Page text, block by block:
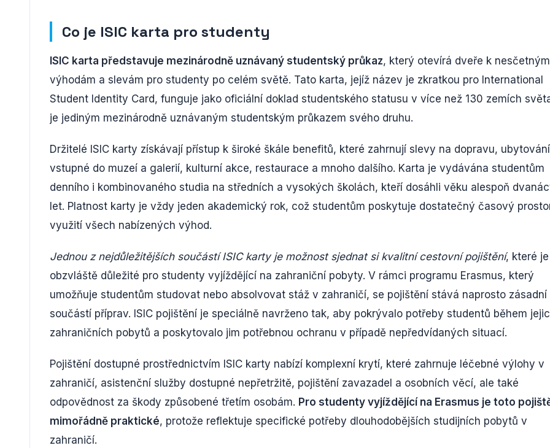
Co je ISIC karta pro studenty
ISIC karta představuje mezinárodně uznávaný studentský průkaz, který otevírá dveře k nesčetným
výhodám a slevám pro studenty po celém světě. Tato karta, jejíž název je zkratkou pro International
Student Identity Card, funguje jako oficiální doklad studentského statusu v více než 130 zemích
je jediným mezinárodně uznávaným studentským průkazem svého druhu.
Držitelé ISIC karty získávají přístup k široké škále benefitů, které zahrnují slevy na dopravu,
vstupné do muzeí a galerií, kulturní akce, restaurace a mnoho dalšího. Karta je vydávána studentům
denního i kombinovaného studia na středních a vysokých školách, kteří dosáhli věku alespoň
let. Platnost karty je vždy jeden akademický rok, což studentům poskytuje dostatečný časový
využití všech nabízených výhod.
Jednou z nejdůležitějších součástí ISIC karty je možnost sjednat si kvalitní cestovní pojištění, které je
obzvláště důležité pro studenty vyjíždějící na zahraniční pobyty. V rámci programu Erasmus, který
umožňuje studentům studovat nebo absolvovat stáž v zahraničí, se pojištění stává naprosto zásadní
součástí příprav. ISIC pojištění je speciálně navrženo tak, aby pokrývalo potřeby studentů během
zahraničních pobytů a poskytovalo jim potřebnou ochranu v případě nepředvídaných situací.
Pojištění dostupné prostřednictvím ISIC karty nabízí komplexní krytí, které zahrnuje léčebné výlohy v
zahraničí, asistenční služby dostupné nepřetržitě, pojištění zavazadel a osobních věcí, ale také
odpovědnost za škody způsobené třetím osobám. Pro studenty vyjíždějící na Erasmus je toto
mimořádně praktické, protože reflektuje specifické potřeby dlouhodobějších studijních pobytů v
zahraničí.